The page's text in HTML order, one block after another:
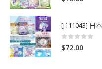
0out of 5
$72.00